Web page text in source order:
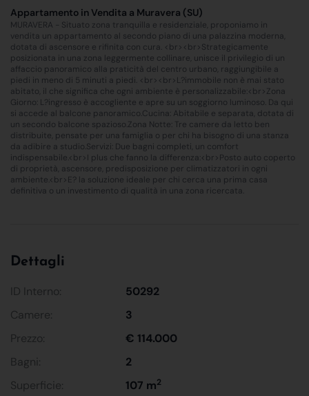
Appartamento in Vendita a Muravera (SU)
MURAVERA - Situato zona tranquilla e residenziale, proponiamo in
vendita un appartamento al secondo piano di una palazzina moderna,
dotata di ascensore e rifinita con cura. <br><br>Strategicamente
posizionata in una zona leggermente collinare, unisce il privilegio di un
affaccio panoramico alla praticità del centro urbano, raggiungibile a
piedi in meno di 5 minuti a piedi. <br><br>L?immobile non è mai stato
abitato, il che significa che ogni ambiente è personalizzabile:<br>Zona
Giorno: L?ingresso è accogliente e apre su un soggiorno luminoso. Da qui
si accede al balcone panoramico.Cucina: Abitabile e separata, dotata di
un secondo balcone spazioso.Zona Notte: Tre camere da letto ben
distribuite, pensate per una famiglia o per chi ha bisogno di una stanza
da adibire a studio.Servizi: Due bagni completi, un comfort
indispensabile.<br>I plus che fanno la differenza:<br>Posto auto coperto
di proprietà, ascensore, predisposizione per climatizzatori in ogni
ambiente.<br>E? la soluzione ideale per chi cerca una prima casa
definitiva o un investimento di qualità in una zona ricercata.
Dettagli
ID Interno:
50292
Camere:
3
Prezzo:
€ 114.000
Bagni:
2
Superficie:
107 m2